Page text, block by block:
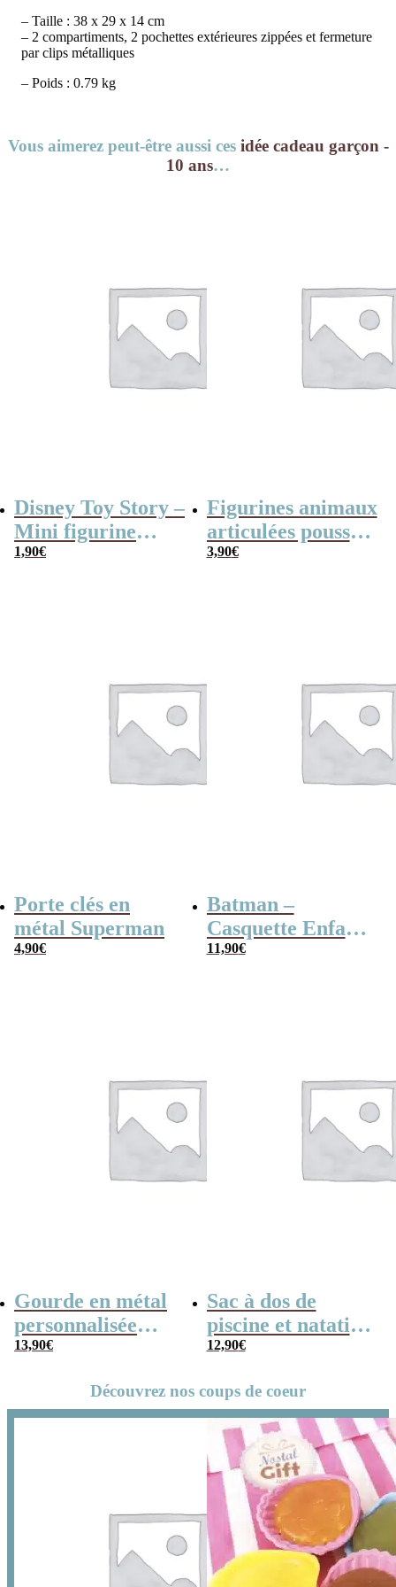
– Taille : 38 x 29 x 14 cm
– 2 compartiments, 2 pochettes extérieures zippées et fermeture
par clips métalliques
– Poids : 0.79 kg
Vous aimerez peut-être aussi ces idée cadeau garçon -
10 ans…
Disney Toy Story –
Mini figurine
mystère série B
1,90€
Figurines animaux
articulées poussoir
en bois –
3,90€
Porte clés en
métal Superman
4,90€
Batman –
Casquette Enfant
Baseball Noir –
11,90€
Gourde en métal
personnalisée
garçon- Petit
13,90€
Sac à dos de
piscine et natation
personnalisé avec
garçon
12,90€
Découvrez nos coups de coeur